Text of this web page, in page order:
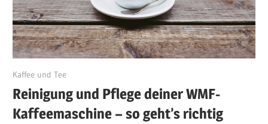
März 24, 2025
Kaffee und Tee
Reinigung und Pflege deiner WMF-
Kaffeemaschine – so geht’s richtig